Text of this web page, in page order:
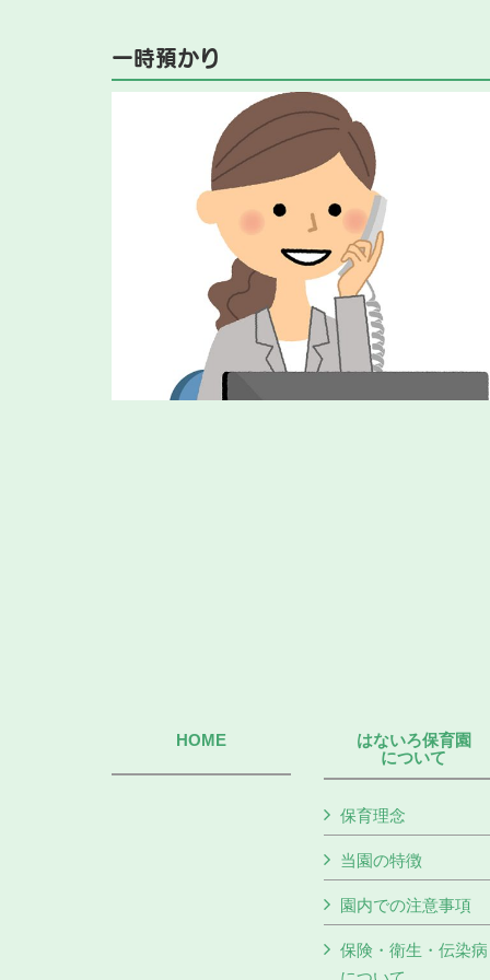
一時預かり
HOME
はないろ保育園
について
保育理念
当園の特徴
園内での注意事項
保険・衛生・伝染病